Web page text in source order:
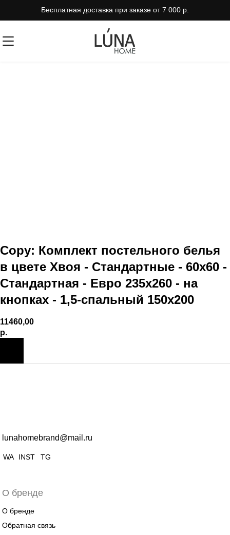
Бесплатная доставка при заказе от 7 000 р.
Copy: Комплект постельного белья
в цвете Хвоя - Стандартные - 60х60 -
Стандартная - Евро 235х260 - на
кнопках - 1,5-спальный 150х200
11460,00
р.
О бренде
Обратная связь
О бренде
lunahomebrand@mail.ru
WA INST TG